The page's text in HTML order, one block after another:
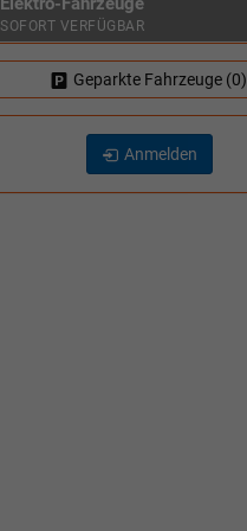
SOFORT VERFÜGBAR
Geparkte Fahrzeuge (0)
Anmelden